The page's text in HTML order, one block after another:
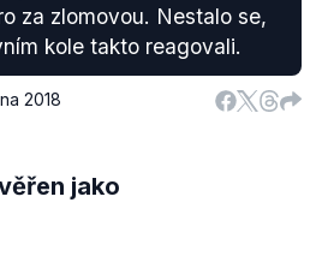
za zlomovou. Nestalo se,
kole takto reagovali.
2018
jako